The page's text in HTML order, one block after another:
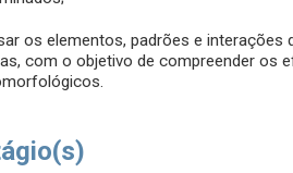
os elementos, padrões e
com o objetivo de compreender os